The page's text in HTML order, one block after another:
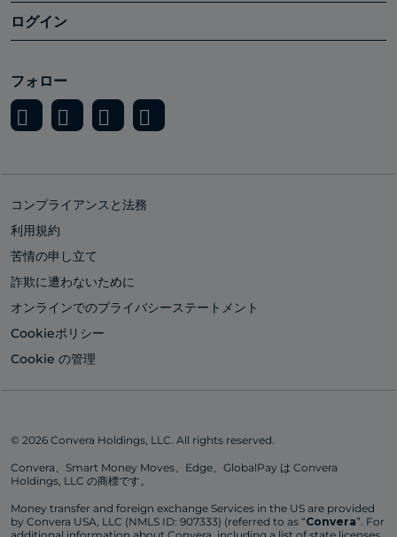
ログイン
フォロー
コンプライアンスと法務
利用規約
苦情の申し立て
詐欺に遭わないために
オンラインでのプライバシーステートメント
Cookieポリシー
Cookie の管理
© 2026 Convera Holdings, LLC. All rights reserved.
Convera、Smart Money Moves、Edge、GlobalPay は Convera
Holdings, LLC の商標です。
Money transfer and foreign exchange Services in the US are provided
by Convera USA, LLC (NMLS ID: 907333) (referred to as “Convera”. For